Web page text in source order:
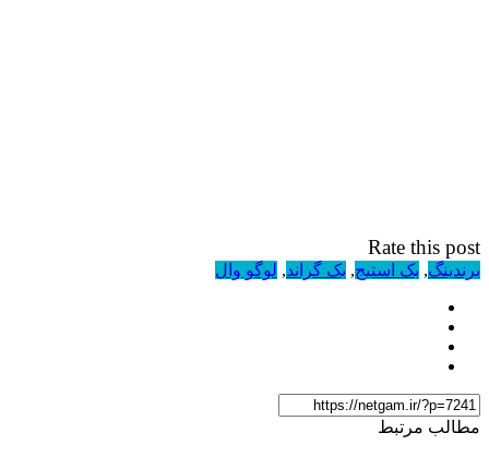
Rate this post
برندینگ, بک استیج, بک گراند, لوگو وال
مطالب مرتبط